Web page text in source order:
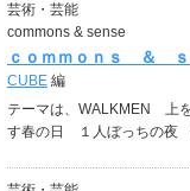
芸術・芸能
commons & sense
ｃｏｍｍｏｎｓ ＆
CUBE 編
テーマは、WALKMEN 上
す春の日 １人ぼっちの夜